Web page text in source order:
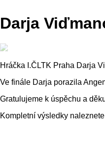
Darja
Hráčka I.ČLTK Praha Darja
Ve finále Darja porazila
Gratulujeme k úspěchu a
Kompletní výsledky naleznete